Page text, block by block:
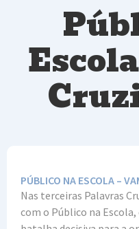
PÚBLICO NA ESCOLA –
Nas terceiras Palavras
com o Público na